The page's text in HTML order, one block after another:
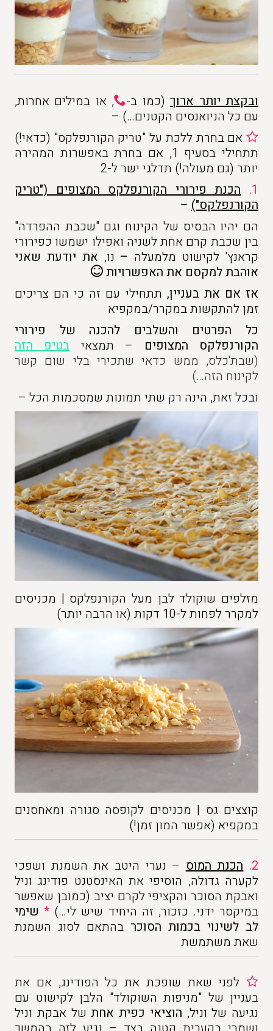
ובקצת יותר ארוך(כמו ב-
, או במילים אחרות,
עם כל הניואנסים הקטנים…) –
אם בחרת ללכת על "טריק הקורנפלקס" (כדאי!)
תתחילי בסעיף 1, אם בחרת באפשרות המהירה
יותר (גם מעולה!) תדלגי ישר ל-2
1.
הכנת פירורי הקורנפלקס המצופים ("טריק
הקורנפלקס") –
הם יהיו הבסיס של הקינוח וגם "שכבת ההפרדה"
בין שכבת קרם אחת לשניה ואפילו ישמשו כפירורי
קראנץ' לקישוט מלמעלה – נו, את יודעת שאני
אוהבת למקסם את האפשרויות
אז אם את בעניין, תתחילי עם זה כי הם צריכים
זמן להתקשות במקרר/במקפיא
כל הפרטים והשלבים להכנה של פירורי
הקורנפלקס המצופים – תמצאיבטיפ הזה
(שבת'כלס, ממש כדאי שתכירי בלי שום קשר
לקינוח הזה…)
ובכל זאת, הינה רק שתי תמונות שמסכמות הכל –
מזלפים שוקולד לבן מעל הקורנפלקס | מכניסים
למקרר לפחות ל-10 דקות (או הרבה יותר)
קוצצים גס | מכניסים לקופסה סגורה ומאחסנים
במקפיא (אפשר המון זמן!)
2. הכנת המוס– נערי היטב את השמנת ושפכי
לקערה גדולה, הוסיפי את האינסטנט פודינג וניל
ואבקת הסוכר והקציפי לקרם יציב (כמובן שאפשר
במיקסר ידני. כזכור, זה היחיד שיש לי…) * שימי
לב לשינוי בכמות הסוכר בהתאם לסוג השמנת
שאת משתמשת
לפני שאת שופכת את כל הפודינג, אם את
בעניין של "מניפות השוקולד" הלבן לקישוט עם
נגיעה של וניל, הוציאי כפית אחתשל אבקת וניל